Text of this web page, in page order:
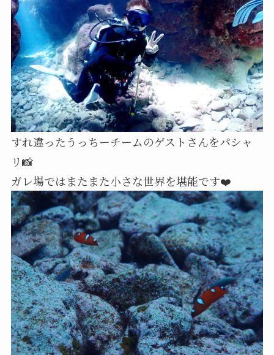
すれ違ったうっちーチームのゲストさんをパシャ
リ📸
ガレ場ではまたまた小さな世界を堪能です❤️